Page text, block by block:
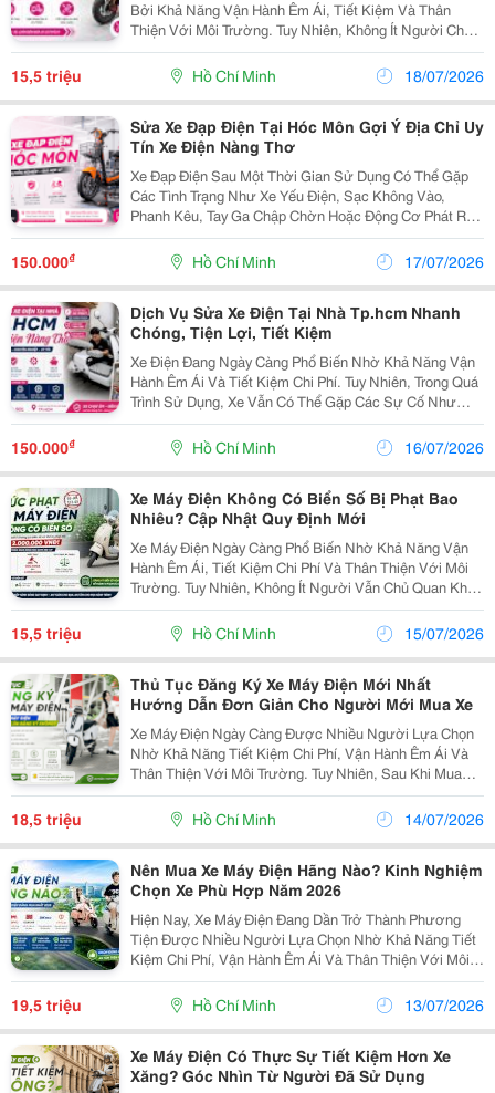
Bởi Khả Năng Vận Hành Êm Ái, Tiết Kiệm Và Thân
Thiện Với Môi Trường. Tuy Nhiên, Không Ít Người Cho
Rằng Xe Điện Ít Hỏng Nên Không Cần Bảo Dưỡng Định
Kỳ. Thực Tế, Đây Là Quan Niệm Chưa Chính Xác. Vì...
15,5 triệu Hồ Chí Minh 18/07/2026
Sửa Xe Đạp Điện Tại Hóc Môn Gợi Ý Địa Chỉ Uy
Tín Xe Điện Nàng Thơ
Xe Đạp Điện Sau Một Thời Gian Sử Dụng Có Thể Gặp
Các Tình Trạng Như Xe Yếu Điện, Sạc Không Vào,
Phanh Kêu, Tay Ga Chập Chờn Hoặc Động Cơ Phát Ra
Tiếng Ồn. Khi Đó, Việc Lựa Chọn Một Địa Chỉ Sửa
Chữa Uy Tín Sẽ Giúp Xe Hoạt Động Ổn Định Và Tiết
Kiệm Chi...
150.000₫ Hồ Chí Minh 17/07/2026
Dịch Vụ Sửa Xe Điện Tại Nhà Tp.hcm Nhanh
Chóng, Tiện Lợi, Tiết Kiệm
Xe Điện Đang Ngày Càng Phổ Biến Nhờ Khả Năng Vận
Hành Êm Ái Và Tiết Kiệm Chi Phí. Tuy Nhiên, Trong Quá
Trình Sử Dụng, Xe Vẫn Có Thể Gặp Các Sự Cố Như
Không Lên Điện, Sạc Không Vào, Xe Yếu Pin, Mất Ga
Hay Hỏng Phanh. Khi Đó, Dịch Vụ Sửa Xe Điện Tại...
150.000₫ Hồ Chí Minh 16/07/2026
Xe Máy Điện Không Có Biển Số Bị Phạt Bao
Nhiêu? Cập Nhật Quy Định Mới
Xe Máy Điện Ngày Càng Phổ Biến Nhờ Khả Năng Vận
Hành Êm Ái, Tiết Kiệm Chi Phí Và Thân Thiện Với Môi
Trường. Tuy Nhiên, Không Ít Người Vẫn Chủ Quan Khi
Sử Dụng Xe Mà Chưa Đăng Ký Biển Số, Dẫn Đến Nguy
Cơ Bị Xử Phạt Khi Tham Gia Giao Thông. Theo...
15,5 triệu Hồ Chí Minh 15/07/2026
Thủ Tục Đăng Ký Xe Máy Điện Mới Nhất
Hướng Dẫn Đơn Giản Cho Người Mới Mua Xe
Xe Máy Điện Ngày Càng Được Nhiều Người Lựa Chọn
Nhờ Khả Năng Tiết Kiệm Chi Phí, Vận Hành Êm Ái Và
Thân Thiện Với Môi Trường. Tuy Nhiên, Sau Khi Mua
Xe, Không Ít Người Băn Khoăn Về Quy Trình Đăng Ký
Biển Số. Nếu Bạn Cũng Đang Tìm Hiểu Thủ Tục Đăng
18,5 triệu Hồ Chí Minh 14/07/2026
Nên Mua Xe Máy Điện Hãng Nào? Kinh Nghiệm
Chọn Xe Phù Hợp Năm 2026
Hiện Nay, Xe Máy Điện Đang Dần Trở Thành Phương
Tiện Được Nhiều Người Lựa Chọn Nhờ Khả Năng Tiết
Kiệm Chi Phí, Vận Hành Êm Ái Và Thân Thiện Với Môi
Trường. Tuy Nhiên, Giữa Rất Nhiều Thương Hiệu Trên
Thị Trường, Câu Hỏi Nên Mua Xe Máy Điện Hãng Nào...
19,5 triệu Hồ Chí Minh 13/07/2026
Xe Máy Điện Có Thực Sự Tiết Kiệm Hơn Xe
Xăng? Góc Nhìn Từ Người Đã Sử Dụng